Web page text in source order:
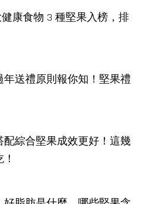
康食物 3 種堅果入榜，排
送禮原則報你知！堅果禮
綜合堅果成效更好！這幾